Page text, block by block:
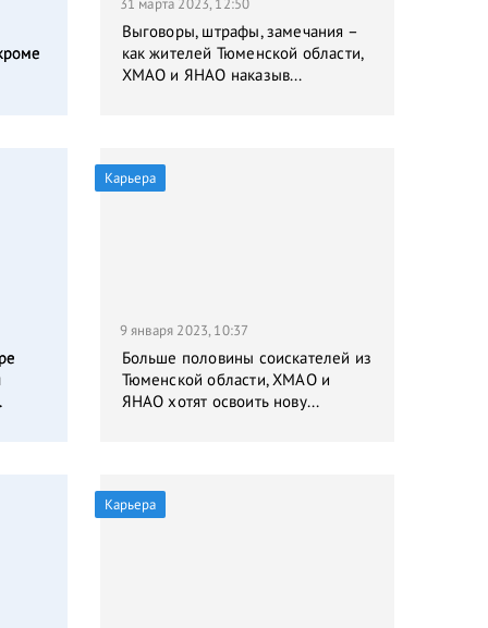
31 марта 2023, 12:50
Выговоры, штрафы, замечания –
как жителей Тюменской области,
ХМАО и ЯНАО наказыв...
Карьера
9 января 2023, 10:37
Больше половины соискателей из
Тюменской области, ХМАО и
ЯНАО хотят освоить нову...
Карьера